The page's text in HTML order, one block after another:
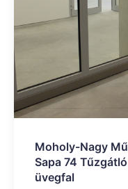
Moholy-Nagy
Sapa 74
üvegfal